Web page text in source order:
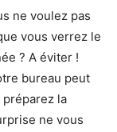
ne voulez pas
vous verrez le
? A éviter !
bureau peut
préparez la
ne vous